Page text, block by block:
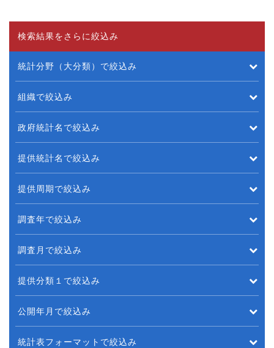
検索結果をさらに絞込み
統計分野（大分類）で絞込み
組織で絞込み
政府統計名で絞込み
提供統計名で絞込み
提供周期で絞込み
調査年で絞込み
調査月で絞込み
提供分類１で絞込み
公開年月で絞込み
統計表フォーマットで絞込み